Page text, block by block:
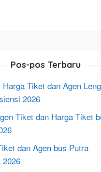
Pos-pos Terbaru
Tiket dan Agen
2026
Tiket dan Harga Tiket
dan Agen bus Putra
2026